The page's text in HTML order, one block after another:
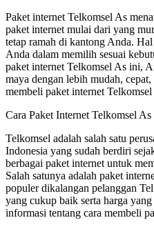
Paket internet Telkomsel As
paket internet mulai dari yang
tetap ramah di kantong Anda.
Anda dalam memilih sesuai
paket internet Telkomsel As ini,
maya dengan lebih mudah,
membeli paket internet
Cara Paket Internet Telkomsel As
Telkomsel adalah salah satu
Indonesia yang sudah berdiri
berbagai paket internet untuk
Salah satunya adalah paket
populer dikalangan pelanggan
yang cukup baik serta harga
informasi tentang cara membeli